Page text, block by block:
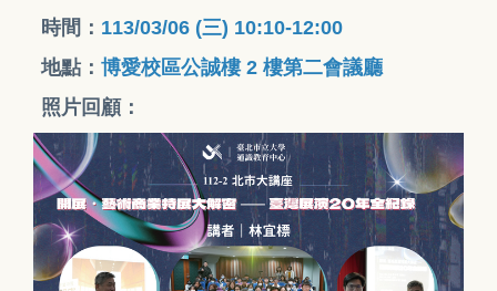
時間： 113/03/06 (三) 10:10-12:00
地點： 博愛校區公誠樓 2 樓第二會議廳
照片回顧：